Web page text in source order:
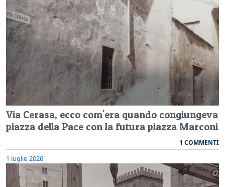
Via Cerasa, ecco com'era quando congiungeva
piazza della Pace con la futura piazza Marconi
1 COMMENTI
1 luglio 2026